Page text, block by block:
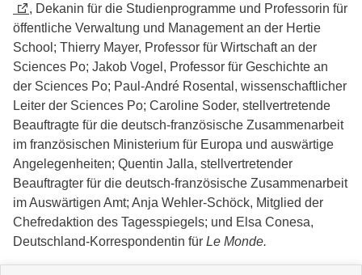
, Dekanin für die Studienprogramme und Professorin für
öffentliche Verwaltung und Management an der Hertie
School; Thierry Mayer, Professor für Wirtschaft an der
Sciences Po; Jakob Vogel, Professor für Geschichte an
der Sciences Po; Paul-André Rosental, wissenschaftlicher
Leiter der Sciences Po; Caroline Soder, stellvertretende
Beauftragte für die deutsch-französische Zusammenarbeit
im französischen Ministerium für Europa und auswärtige
Angelegenheiten; Quentin Jalla, stellvertretender
Beauftragter für die deutsch-französische Zusammenarbeit
im Auswärtigen Amt; Anja Wehler-Schöck, Mitglied der
Chefredaktion des Tagesspiegels; und Elsa Conesa,
Deutschland-Korrespondentin für Le Monde.